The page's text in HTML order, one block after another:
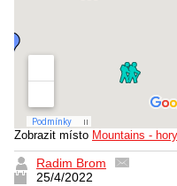
Zobrazit místo Mountains -
Radim Brom
25/4/2022